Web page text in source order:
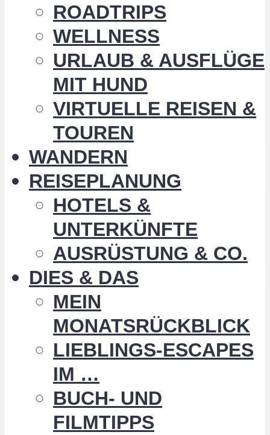
ROADTRIPS
WELLNESS
URLAUB & AUSFLÜGE
MIT HUND
VIRTUELLE REISEN &
TOUREN
WANDERN
REISEPLANUNG
HOTELS &
UNTERKÜNFTE
AUSRÜSTUNG & CO.
DIES & DAS
MEIN
MONATSRÜCKBLICK
LIEBLINGS-ESCAPES
IM …
BUCH- UND
FILMTIPPS